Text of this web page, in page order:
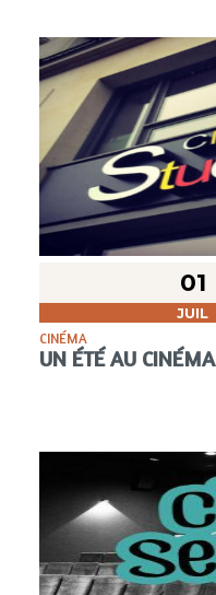
01
JUIL
CINÉMA
UN ÉTÉ AU CINÉMA